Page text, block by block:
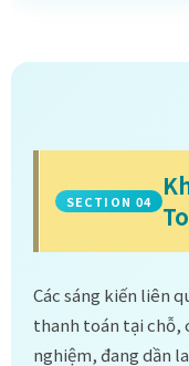
SECTION 04
Các sáng kiến liên
thanh toán tại chỗ,
nghiệm, đang dần